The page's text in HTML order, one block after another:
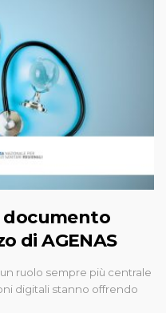
documento
di AGENAS
ruolo sempre più centrale
digitali stanno offrendo